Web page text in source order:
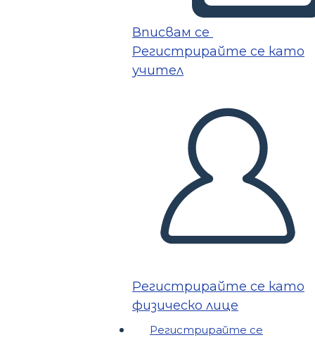
Вписвам се
Регистрирайте се като
учител
Регистрирайте се като
физическо лице
Регистрирайте се